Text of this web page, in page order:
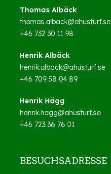
Thomas Albäck
thomas.alback@ahusturf.se
+46 732 30 11 98
Henrik Albäck
henrik.alback@ahusturf.se
+46 709 58 04 89
Henrik Hägg
henrik.hagg@ahusturf.se
+46 723 36 76 01
BESUCHSADRESSE